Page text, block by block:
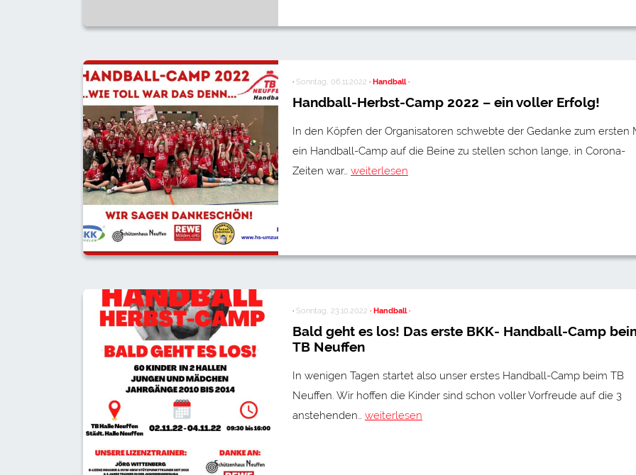
·Sonntag, 06.11.2022 · Handball ·
Handball-Herbst-Camp 2022 – ein voller Erfolg!
In den Köpfen der Organisatoren schwebte der Gedanke zum ersten
ein Handball-Camp auf die Beine zu stellen schon lange, in Corona-
Zeiten war… weiterlesen
·Sonntag, 23.10.2022 · Handball ·
Bald geht es los! Das erste BKK- Handball-Camp
TB Neuffen
In wenigen Tagen startet also unser erstes Handball-Camp beim TB
Neuffen. Wir hoffen die Kinder sind schon voller Vorfreude auf die 3
anstehenden… weiterlesen